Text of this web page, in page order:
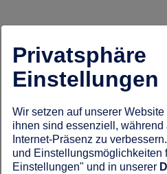
Privatsphäre
Einstellungen
Wir setzen auf unserer
ihnen sind essenziell,
Internet-Präsenz zu
und Einstellungsmöglichkeiten
Einstellungen" und in unserer